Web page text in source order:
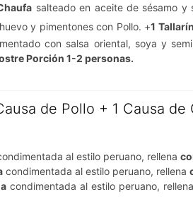
salteado en aceite de sésamo y
y pimentones con Pollo. +1
con salsa oriental, soya y
Porción 1-2 personas.
de Pollo + 1 Causa de
al estilo peruano, rellena
condimentada al estilo peruano, rellena
condimentada al estilo peruano, rellena